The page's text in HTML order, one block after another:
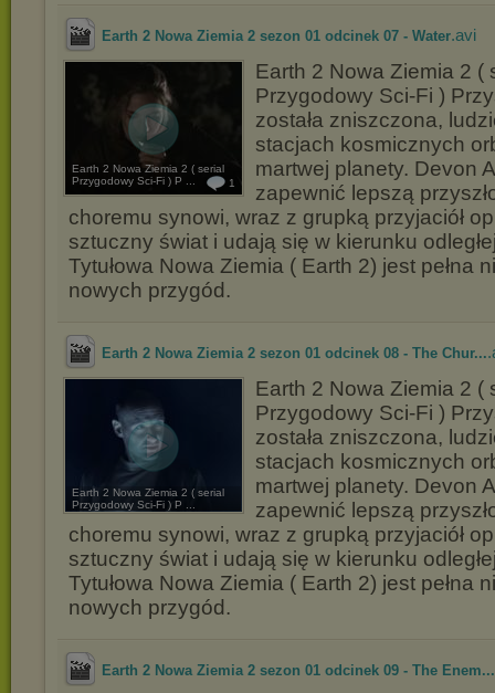
Earth 2 Nowa Ziemia 2 sezon 01 odcinek 07 - Water.avi
Earth 2 Nowa Ziemia 2 ( serial
Przygodowy Sci-Fi ) P ...
1
Earth 2 Nowa Ziemia 2 (
Przygodowy Sci-Fi )
została zniszczona,
stacjach kosmicznych
martwej planety. Devon
zapewnić lepszą
choremu synowi, wraz z grupką przyjaciół
sztuczny świat i udają się w kierunku
Tytułowa Nowa Ziemia ( Earth 2) jest pełna
nowych przygód.
Earth 2 Nowa Ziemia 2 sezon 01 odcinek 08 - The Chur...
Earth 2 Nowa Ziemia 2 ( serial
Przygodowy Sci-Fi ) P ...
Earth 2 Nowa Ziemia 2 (
Przygodowy Sci-Fi )
została zniszczona,
stacjach kosmicznych
martwej planety. Devon
zapewnić lepszą
choremu synowi, wraz z grupką przyjaciół
sztuczny świat i udają się w kierunku
Tytułowa Nowa Ziemia ( Earth 2) jest pełna
nowych przygód.
Earth 2 Nowa Ziemia 2 sezon 01 odcinek 09 - The Enem...